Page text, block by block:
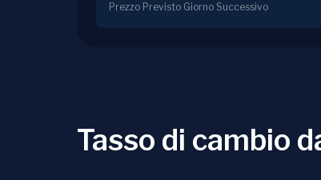
Prezzo Previsto Giorno Successivo
Tasso di cambio